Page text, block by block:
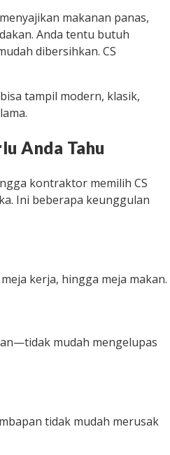
makanan panas,
Anda tentu butuh
dibersihkan. CS
tampil modern, klasik,
Anda Tahu
kontraktor memilih CS
Ini beberapa keunggulan
kerja, hingga meja makan.
mudah mengelupas
tidak mudah merusak